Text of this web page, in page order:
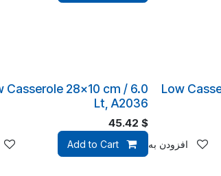
Low
افزودن به لیست علاقه‌مندی‌ها
Casserole 28x10 cm / 6.0
Lt, A2036
$
45.42
Add to Cart